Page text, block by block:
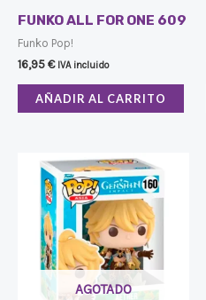
FUNKO ALL FOR ONE 609
Funko Pop!
16,95€ IVA incluido
AÑADIR AL CARRITO
AGOTADO